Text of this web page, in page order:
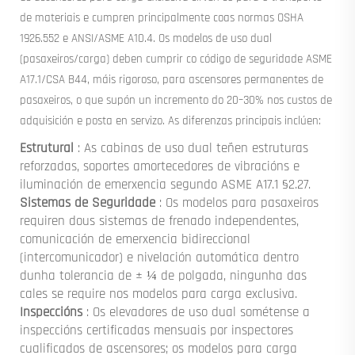
de materiais e cumpren principalmente coas normas OSHA
1926.552 e ANSI/ASME A10.4. Os modelos de uso dual
(pasaxeiros/carga) deben cumprir co código de seguridade ASME
A17.1/CSA B44, máis rigoroso, para ascensores permanentes de
pasaxeiros, o que supón un incremento do 20–30% nos custos de
adquisición e posta en servizo. As diferenzas principais inclúen:
Estrutural : As cabinas de uso dual teñen estruturas
reforzadas, soportes amortecedores de vibracións e
iluminación de emerxencia segundo ASME A17.1 §2.27.
Sistemas de Seguridade : Os modelos para pasaxeiros
requiren dous sistemas de frenado independentes,
comunicación de emerxencia bidireccional
(intercomunicador) e nivelación automática dentro
dunha tolerancia de ± ¼ de polgada, ningunha das
cales se require nos modelos para carga exclusiva.
Inspeccións : Os elevadores de uso dual sométense a
inspeccións certificadas mensuais por inspectores
cualificados de ascensores; os modelos para carga